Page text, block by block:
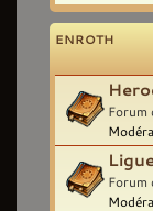
ENROTH
Forum
Forum